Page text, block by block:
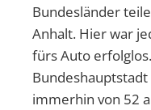
Bundesländer
Anhalt. Hier war
fürs Auto
immerhin von 52